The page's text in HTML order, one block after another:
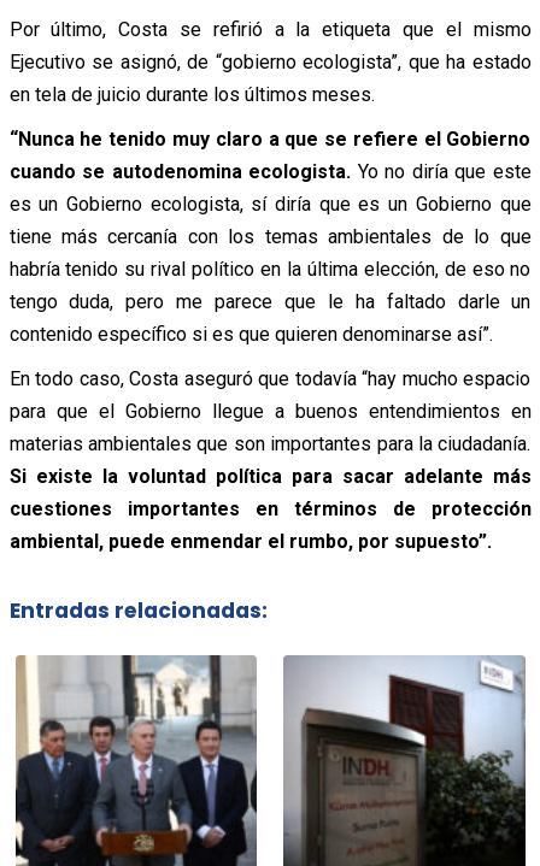
Por último, Costa se refirió a la etiqueta que el mismo
Ejecutivo se asignó, de “gobierno ecologista”, que ha estado
en tela de juicio durante los últimos meses.
“Nunca he tenido muy claro a que se refiere el Gobierno
cuando se autodenomina ecologista. Yo no diría que este
es un Gobierno ecologista, sí diría que es un Gobierno que
tiene más cercanía con los temas ambientales de lo que
habría tenido su rival político en la última elección, de eso no
tengo duda, pero me parece que le ha faltado darle un
contenido específico si es que quieren denominarse así”.
En todo caso, Costa aseguró que todavía “hay mucho espacio
para que el Gobierno llegue a buenos entendimientos en
materias ambientales que son importantes para la ciudadanía.
Si existe la voluntad política para sacar adelante más
cuestiones importantes en términos de protección
ambiental, puede enmendar el rumbo, por supuesto”.
Entradas relacionadas: